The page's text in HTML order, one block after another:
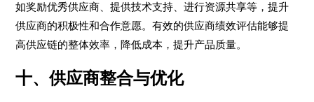
如奖励优秀供应商、提供技术支持、进行资源共享等，提升
供应商的积极性和合作意愿。有效的供应商绩效评估能够提
高供应链的整体效率，降低成本，提升产品质量。
十、供应商整合与优化